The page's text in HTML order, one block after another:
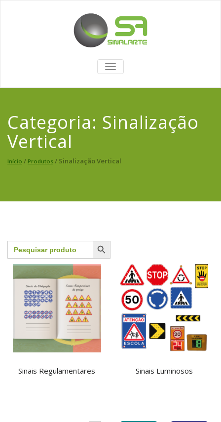
TOGGLE
Categoria: Sinalização
Vertical
Início / Produtos / Sinalização Vertical
Search
for:
Search Button
Sinais Regulamentares Sinais Luminosos